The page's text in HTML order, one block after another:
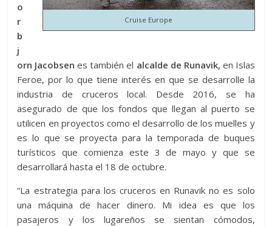
Cruise Europe
o
r
b
j
orn Jacobsen es también el alcalde de Runavik, en Islas
Feroe, por lo que tiene interés en que se desarrolle la
industria de cruceros local. Desde 2016, se ha
asegurado de que los fondos que llegan al puerto se
utilicen en proyectos como el desarrollo de los muelles y
es lo que se proyecta para la temporada de buques
turísticos que comienza este 3 de mayo y que se
desarrollará hasta el 18 de octubre.
“La estrategia para los cruceros en Runavik no es solo
una máquina de hacer dinero. Mi idea es que los
pasajeros y los lugareños se sientan cómodos,